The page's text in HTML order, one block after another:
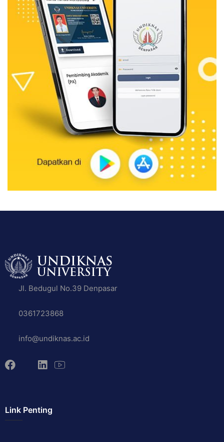
Jl. Bedugul No.39 Denpasar
0361723868
info@undiknas.ac.id
Link Penting